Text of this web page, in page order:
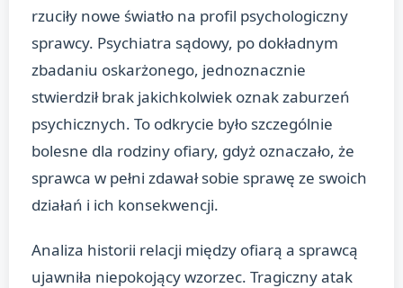
rzuciły nowe światło na profil psychologiczny
sprawcy. Psychiatra sądowy, po dokładnym
zbadaniu oskarżonego, jednoznacznie
stwierdził brak jakichkolwiek oznak zaburzeń
psychicznych. To odkrycie było szczególnie
bolesne dla rodziny ofiary, gdyż oznaczało, że
sprawca w pełni zdawał sobie sprawę ze swoich
działań i ich konsekwencji.
Analiza historii relacji między ofiarą a sprawcą
ujawniła niepokojący wzorzec. Tragiczny atak